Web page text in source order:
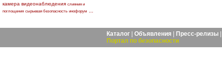
камера видеонаблюдения слияния и
поглощения сырьевая безопасность инофорум ...
Каталог Объявления Пресс-релизы
Портал по безопасности